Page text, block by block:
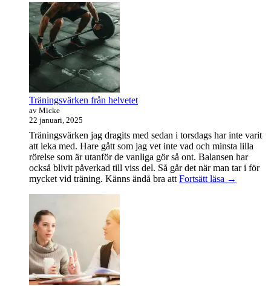
Primära
sidofältet
Widget
område
Träningsvärken från helvetet
av Micke
22 januari, 2025
Träningsvärken jag dragits med sedan i torsdags har inte varit
att leka med. Hare gått som jag vet inte vad och minsta lilla
rörelse som är utanför de vanliga gör så ont. Balansen har
också blivit påverkad till viss del. Så går det när man tar i för
mycket vid träning. Känns ändå bra att Fortsätt läsa →